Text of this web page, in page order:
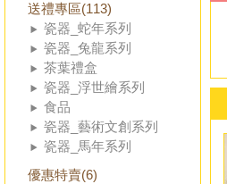
送禮專區(113)
瓷器_蛇年系列
瓷器_兔龍系列
茶葉禮盒
瓷器_浮世繪系列
食品
瓷器_藝術文創系列
瓷器_馬年系列
優惠特賣(6)